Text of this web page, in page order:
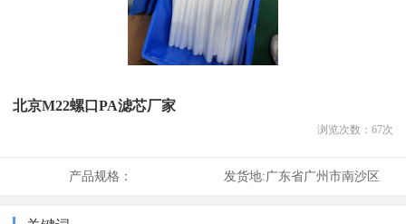
北京M22螺口PA滤芯厂家
浏览次数： 67次
产品规格： 发货地:广东省广州市南沙区